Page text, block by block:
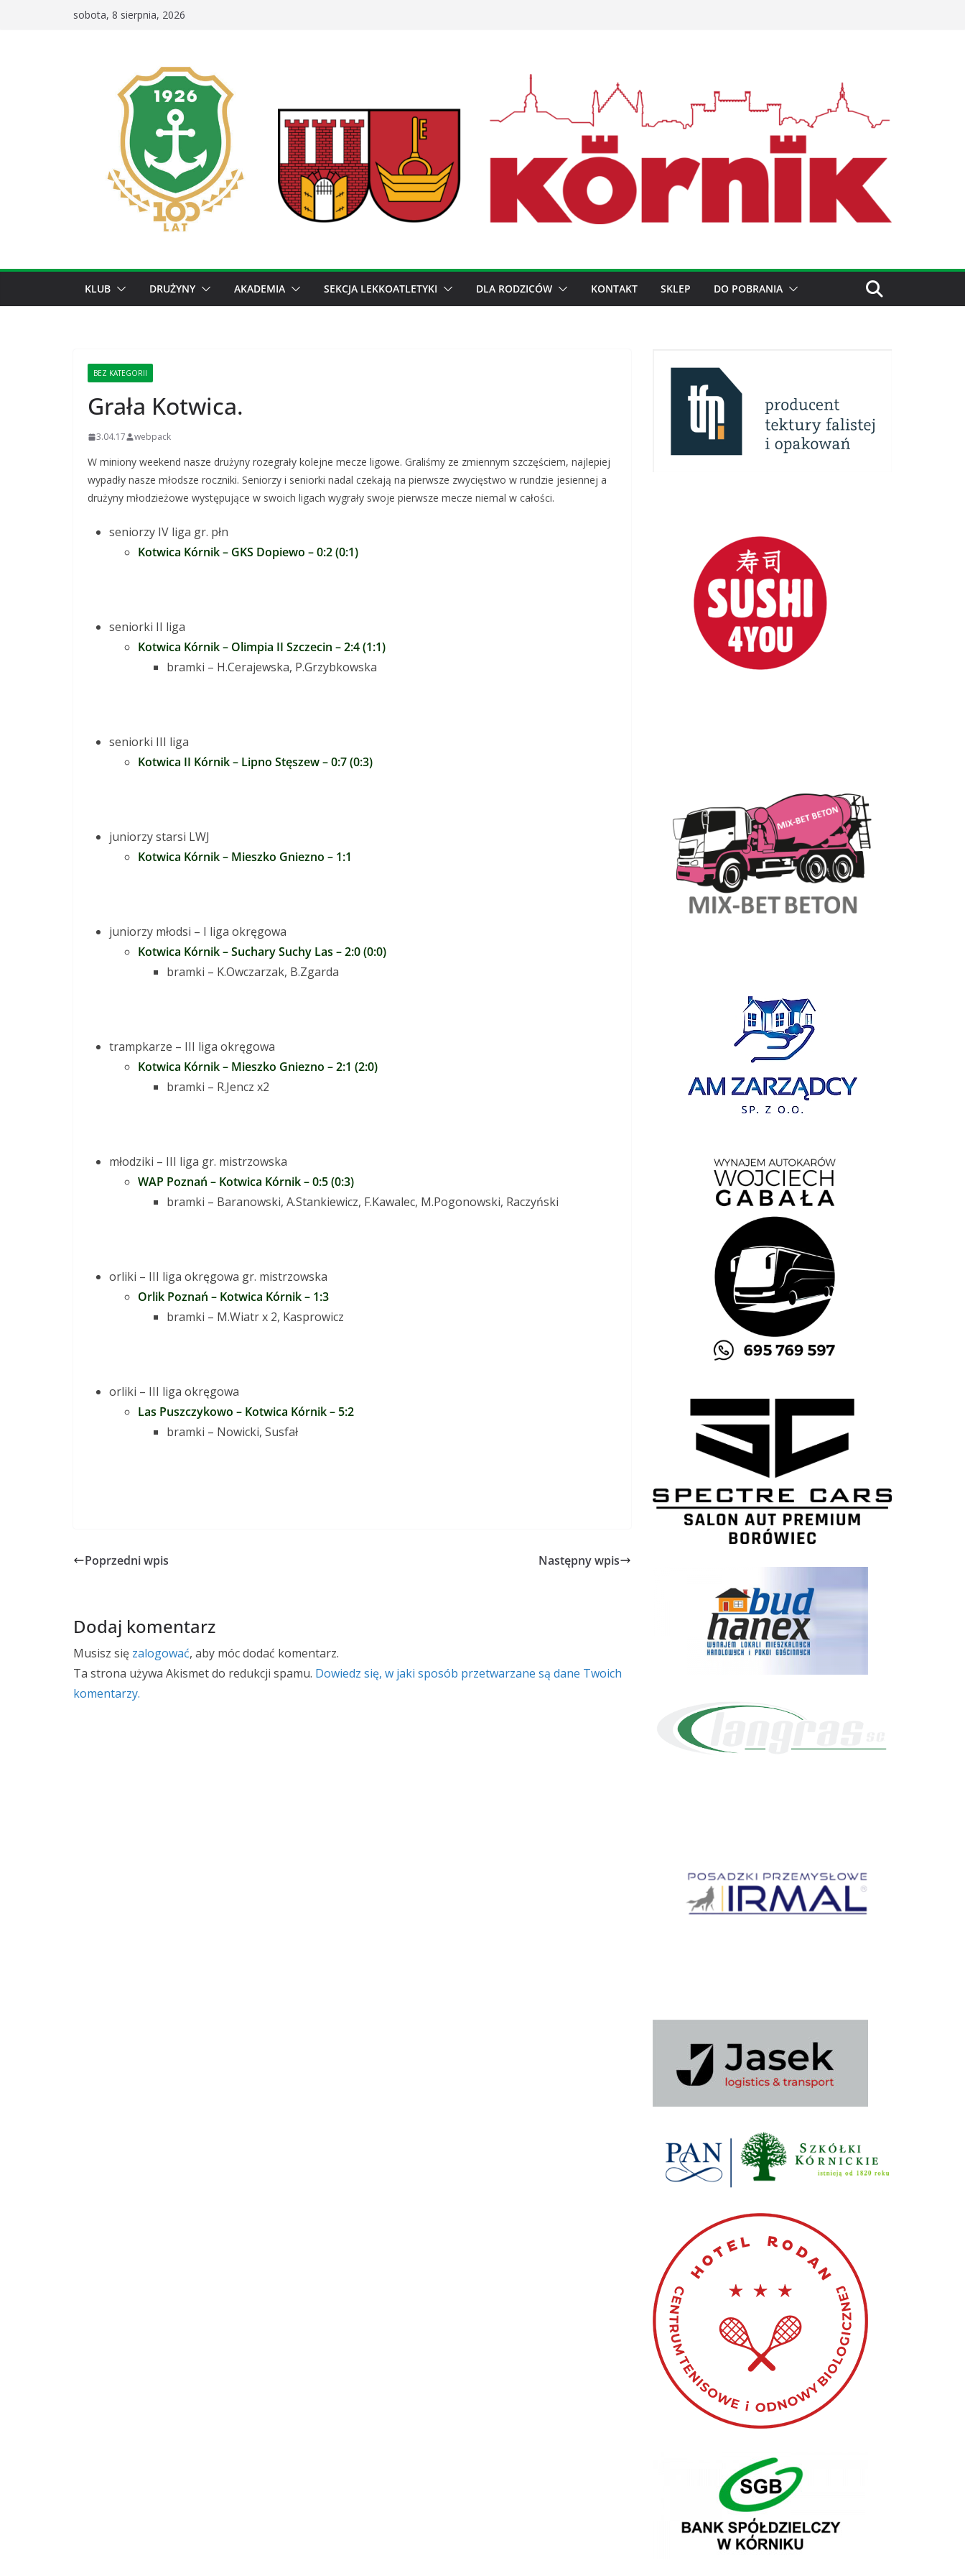
sobota, 8 sierpnia, 2026
KLUB DRUŻYNY AKADEMIA SEKCJA LEKKOATLETYKI DLA RODZICÓW KONTAKT SKLEP DO POBRANIA
BEZ KATEGORII
Grała Kotwica.
3.04.17 webpack
W miniony weekend nasze drużyny rozegrały kolejne mecze ligowe. Graliśmy ze zmiennym szczęściem, najlepiej
wypadły nasze młodsze roczniki. Seniorzy i seniorki nadal czekają na pierwsze zwycięstwo w rundzie jesiennej a
drużyny młodzieżowe występujące w swoich ligach wygrały swoje pierwsze mecze niemal w całości.
seniorzy IV liga gr. płn
Kotwica Kórnik – GKS Dopiewo – 0:2 (0:1)
seniorki II liga
Kotwica Kórnik – Olimpia II Szczecin – 2:4 (1:1)
bramki – H.Cerajewska, P.Grzybkowska
seniorki III liga
Kotwica II Kórnik – Lipno Stęszew – 0:7 (0:3)
juniorzy starsi LWJ
Kotwica Kórnik – Mieszko Gniezno – 1:1
juniorzy młodsi – I liga okręgowa
Kotwica Kórnik – Suchary Suchy Las – 2:0 (0:0)
bramki – K.Owczarzak, B.Zgarda
trampkarze – III liga okręgowa
Kotwica Kórnik – Mieszko Gniezno – 2:1 (2:0)
bramki – R.Jencz x2
młodziki – III liga gr. mistrzowska
WAP Poznań – Kotwica Kórnik – 0:5 (0:3)
bramki – Baranowski, A.Stankiewicz, F.Kawalec, M.Pogonowski, Raczyński
orliki – III liga okręgowa gr. mistrzowska
Orlik Poznań – Kotwica Kórnik – 1:3
bramki – M.Wiatr x 2, Kasprowicz
orliki – III liga okręgowa
Las Puszczykowo – Kotwica Kórnik – 5:2
bramki – Nowicki, Susfał
Poprzedni wpis Następny wpis
Dodaj komentarz
Musisz się zalogować, aby móc dodać komentarz.
Ta strona używa Akismet do redukcji spamu. Dowiedz się, w jaki sposób przetwarzane są dane Twoich
komentarzy.